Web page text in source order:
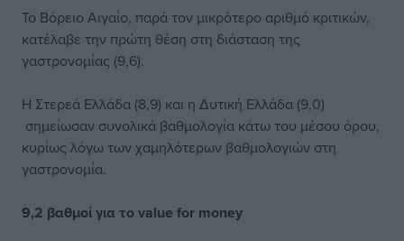
Το Βόρειο Αιγαίο, παρά τον μικρότερο αριθμό κριτικών,
κατέλαβε την πρώτη θέση στη διάσταση της
γαστρονομίας (9,6).
Η Στερεά Ελλάδα (8,9) και η Δυτική Ελλάδα (9,0)
σημείωσαν συνολικά βαθμολογία κάτω του μέσου όρου,
κυρίως λόγω των χαμηλότερων βαθμολογιών στη
γαστρονομία.
9,2 βαθμοί για το value for money